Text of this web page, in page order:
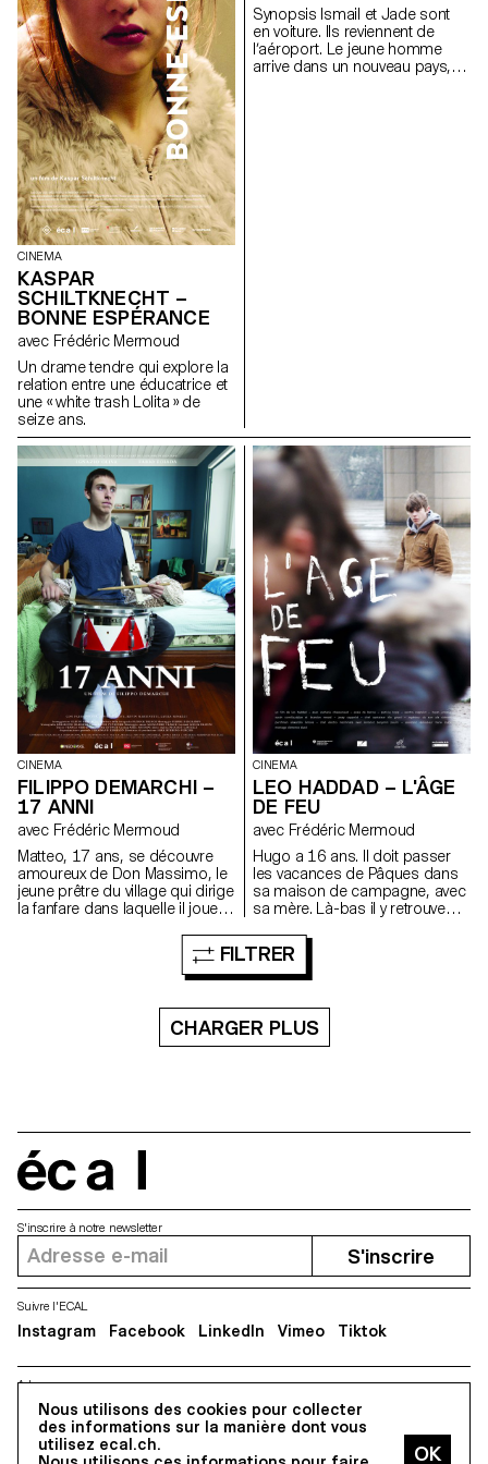
CINEMA
KASPAR
SCHILTKNECHT –
BONNE ESPÉRANCE
avec Frédéric Mermoud
Un drame tendre qui explore la
relation entre une éducatrice et
une « white trash Lolita » de
seize ans.
Synopsis Ismail et Jade sont
en voiture. Ils reviennent de
lʼaéroport. Le jeune homme
arrive dans un nouveau pays, la
CINEMA
FILIPPO DEMARCHI –
17 ANNI
avec Frédéric Mermoud
Matteo, 17 ans, se découvre
amoureux de Don Massimo, le
jeune prêtre du village qui dirige
la fanfare dans laquelle il joue
CINEMA
LEO HADDAD – L'ÂGE
DE FEU
avec Frédéric Mermoud
Hugo a 16 ans. Il doit passer
les vacances de Pâques dans
sa maison de campagne, avec
sa mère. Là-bas il y retrouve
fille du gardien. Ca faisait
longtemps qu'ils ne s'étaient
pas vus. Elle a changé, et lui
FILTRER
CHARGER PLUS
Nous utilisons des cookies pour collecter
des informations sur la manière dont vous
utilisez ecal.ch.
Adresse
5, avenue du Temple, CH-1020 Renens
S'inscrire à notre newsletter
S'inscrire
Suivre l'ECAL
Instagram Facebook LinkedIn Vimeo Tiktok